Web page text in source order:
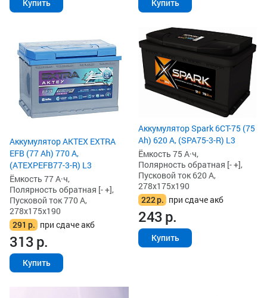
Купить Купить
Аккумулятор AKTEX EXTRA
EFB (77 Ah) 770 А,
(ATEXPEFB77-3-R) L3
Ёмкость 77 А·ч,
Полярность обратная [- +],
Пусковой ток 770 А,
278x175x190
291 р. при сдаче акб
313р.
Купить
Аккумулятор Spark 6СТ-75 (75
Ah) 620 А, (SPA75-3-R) L3
Ёмкость 75 А·ч,
Полярность обратная [- +],
Пусковой ток 620 А,
278x175x190
222р. при сдаче акб
243р.
Купить